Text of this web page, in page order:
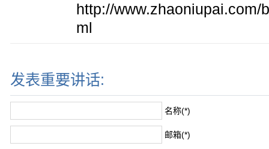
http://www.zhaoniupai.com/
ml
发表重要讲话:
名称(*)
邮箱(*)